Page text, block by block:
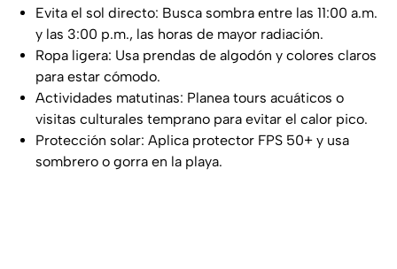
Evita el sol directo: Busca sombra entre las 11:00 a.m.
y las 3:00 p.m., las horas de mayor radiación.
Ropa ligera: Usa prendas de algodón y colores claros
para estar cómodo.
Actividades matutinas: Planea tours acuáticos o
visitas culturales temprano para evitar el calor pico.
Protección solar: Aplica protector FPS 50+ y usa
sombrero o gorra en la playa.